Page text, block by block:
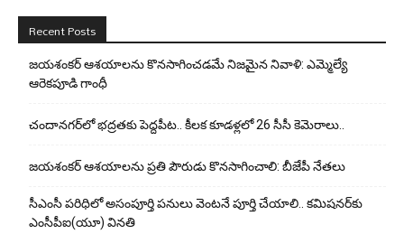
Recent Posts
జయశంకర్ ఆశయాలను కొనసాగించడమే నిజమైన నివాళి: ఎమ్మెల్యే
ఆరెక‌పూడి గాంధీ
చందానగర్‌లో భద్రతకు పెద్దపీట.. కీలక కూడళ్లలో 26 సీసీ కెమెరాలు..
జయశంకర్ ఆశయాలను ప్రతి పౌరుడు కొనసాగించాలి: బీజేపీ నేతలు
సీఎంసీ పరిధిలో అసంపూర్తి పనులు వెంటనే పూర్తి చేయాలి.. కమిషనర్‌కు
ఎంసీపీఐ(యూ) వినతి